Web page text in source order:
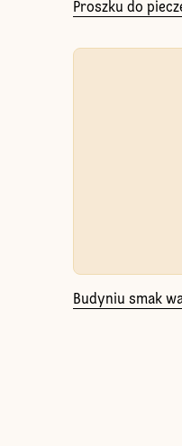
Proszku do
Budyniu smak